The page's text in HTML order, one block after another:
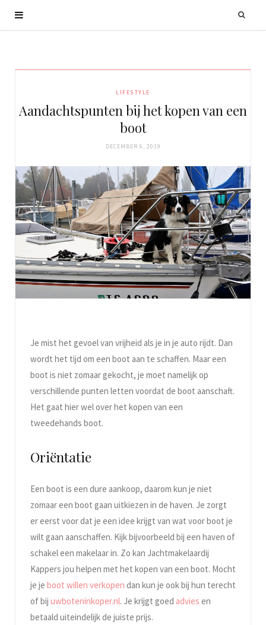
LIFESTYLE
Aandachtspunten bij het kopen van een
boot
DECEMBER 6, 2019
Je mist het gevoel van vrijheid als je in je auto rijdt. Dan
wordt het tijd om een boot aan te schaffen. Maar een
boot is niet zomaar gekocht, je moet namelijk op
verschillende punten letten voordat de boot aanschaft.
Het gaat hier wel over het kopen van een
tweedehands boot.
Oriëntatie
Een boot is een dure aankoop, daarom kun je niet
zomaar een boot gaan uitkiezen in de haven. Je zorgt
er eerst voor dat je een idee krijgt van wat voor boot je
wilt gaan aanschaffen. Kijk bijvoorbeeld bij een haven of
schakel een makelaar in. Zo kan Jachtmakelaardij
Kappers jou helpen met het kopen van een boot. Mocht
je je boot willen verkopen dan kun je ook bij hun terecht
of bij uwboteninkoper.nl. Je krijgt goed advies en
betaald uiteindelijk de juiste prijs.